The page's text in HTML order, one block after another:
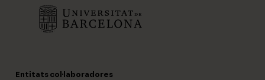
Entitats col·laboradores